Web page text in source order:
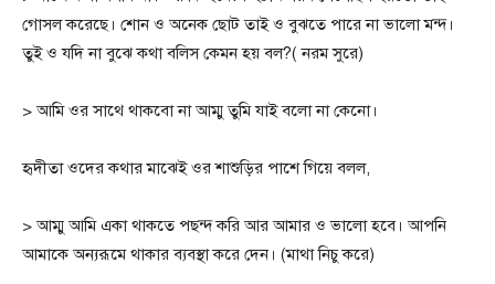
গোসল করেছে। শোন ও অনেক ছোট তাই ও বুঝতে পারে না ভালো মন্দ।
তুই ও যদি না বুঝে কথা বলিস কেমন হয় বল?( নরম সুরে)
> আমি ওর সাথে থাকবো না আম্মু তুমি যাই বলো না কেনো।
হৃদীতা ওদের কথার মাঝেই ওর শাশুড়ির পাশে গিয়ে বলল,
> আম্মু আমি একা থাকতে পছন্দ করি আর আমার ও ভালো হবে। আপনি
আমাকে অন্যরূমে থাকার ব্যবস্থা করে দেন। (মাথা নিচু করে)